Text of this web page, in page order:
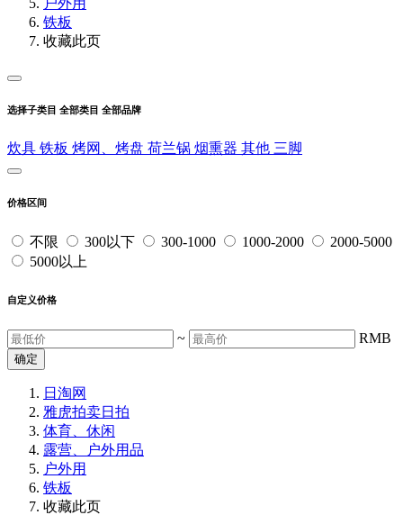
户外用
铁板
收藏此页
选择子类目 全部类目 全部品牌
炊具 铁板 烤网、烤盘 荷兰锅 烟熏器 其他 三脚
价格区间
不限 300以下 300-1000 1000-2000
2000-5000
5000以上
自定义价格
~ RMB
确定
日淘网
雅虎拍卖日拍
体育、休闲
露营、户外用品
户外用
铁板
收藏此页